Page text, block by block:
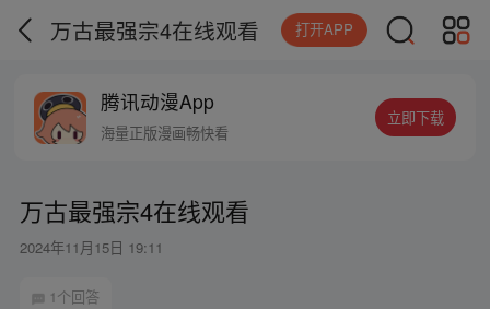
万古最强宗4在线观看 打开APP
腾讯动漫App
海量正版漫画畅快看
立即下载
万古最强宗4在线观看
2024年11月15日 19:11
1个回答